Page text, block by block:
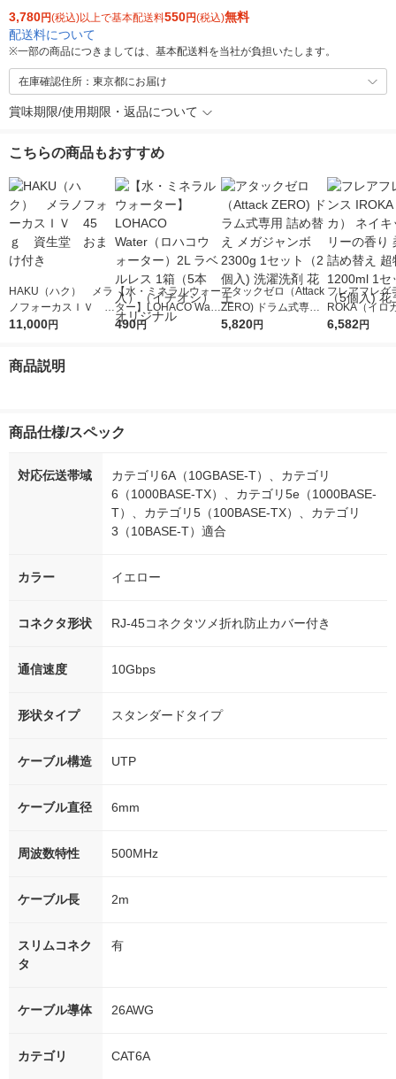
3,780円(税込)以上で基本配送料550円(税込)無料
配送料について
※一部の商品につきましては、基本配送料を当社が負担いたします。
在庫確認住所：東京都にお届け
賞味期限/使用期限・返品について
こちらの商品もおすすめ
HAKU（ハク） メラ
ノフォーカスＩＶ 4
5ｇ 資生堂 おまけ
11,000円
【水・ミネラルウォー
ター】LOHACO Wate
r（ロハコウォータ
490円
アタックゼロ（Attack
ZERO) ドラム式専用
詰め替え メガジャン
5,820円
フレアフレグ
ROKA（イロ
イキッドリリ
6,582円
商品説明
商品仕様/スペック
対応伝送帯域
カテゴリ6A（10GBASE-T）、カテゴリ
6（1000BASE-TX）、カテゴリ5e（1000BASE-
T）、カテゴリ5（100BASE-TX）、カテゴリ
3（10BASE-T）適合
カラー イエロー
コネクタ形状 RJ-45コネクタツメ折れ防止カバー付き
通信速度 10Gbps
形状タイプ スタンダードタイプ
ケーブル構造 UTP
ケーブル直径 6mm
周波数特性 500MHz
ケーブル長 2m
スリムコネク
タ
有
ケーブル導体 26AWG
カテゴリ CAT6A